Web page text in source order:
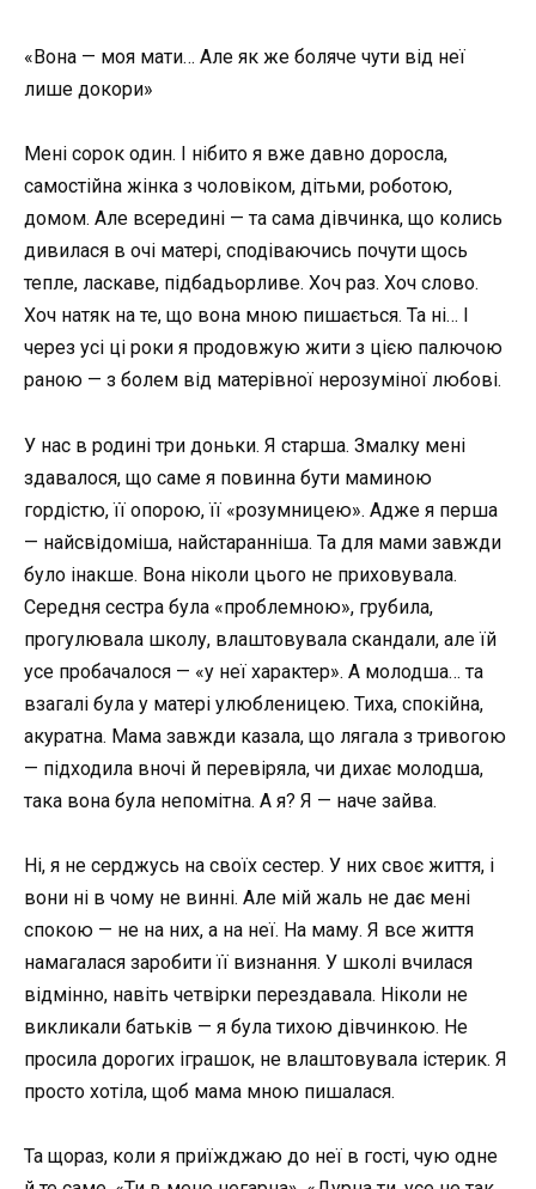
«Вона — моя мати… Але як же боляче чути від неї
лише докори»
Мені сорок один. І нібито я вже давно доросла,
самостійна жінка з чоловіком, дітьми, роботою,
домом. Але всередині — та сама дівчинка, що колись
дивилася в очі матері, сподіваючись почути щось
тепле, ласкаве, підбадьорливе. Хоч раз. Хоч слово.
Хоч натяк на те, що вона мною пишається. Та ні… І
через усі ці роки я продовжую жити з цією палючою
раною — з болем від матерівної нерозуміної любові.
У нас в родині три доньки. Я старша. Змалку мені
здавалося, що саме я повинна бути маминою
гордістю, її опорою, її «розумницею». Адже я перша
— найсвідоміша, найстаранніша. Та для мами завжди
було інакше. Вона ніколи цього не приховувала.
Середня сестра була «проблемною», грубила,
прогулювала школу, влаштовувала скандали, але їй
усе пробачалося — «у неї характер». А молодша… та
взагалі була у матері улюбленицею. Тиха, спокійна,
акуратна. Мама завжди казала, що лягала з тривогою
— підходила вночі й перевіряла, чи дихає молодша,
така вона була непомітна. А я? Я — наче зайва.
Ні, я не серджусь на своїх сестер. У них своє життя, і
вони ні в чому не винні. Але мій жаль не дає мені
спокою — не на них, а на неї. На маму. Я все життя
намагалася заробити її визнання. У школі вчилася
відмінно, навіть четвірки перездавала. Ніколи не
викликали батьків — я була тихою дівчинкою. Не
просила дорогих іграшок, не влаштовувала істерик. Я
просто хотіла, щоб мама мною пишалася.
Та щораз, коли я приїжджаю до неї в гості, чую одне